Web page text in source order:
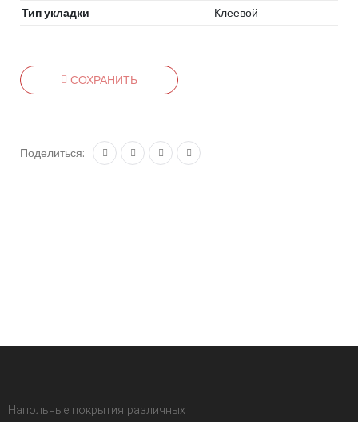
Тип укладки
Клеевой
СОХРАНИТЬ
Поделиться:
Напольные покрытия различных